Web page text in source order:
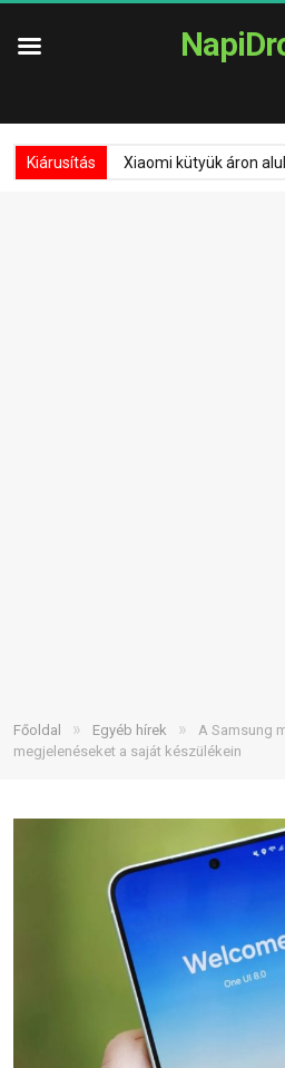
Kiárusítás Xiaomi kütyük áron alul
Főoldal » Egyéb hírek »
A Samsung
megjelenéseket a saját készülékein